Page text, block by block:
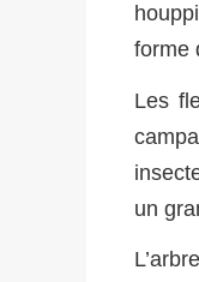
forme
Les
un